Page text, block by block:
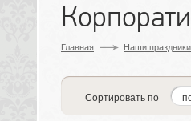
Главная Наши праздники
Сортировать по